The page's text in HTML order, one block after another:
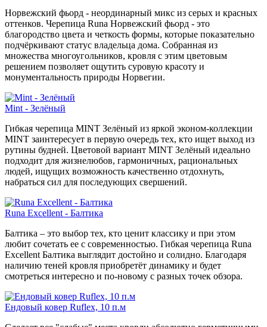
Норвежский фьорд - неординарный микс из серых и красных
оттенков. Черепица Runa Норвежский фьорд - это
благородство цвета и четкость формы, которые показательно
подчёркивают статус владельца дома. Собранная из
множества многоугольников, кровля с этим цветовым
решением позволяет ощутить суровую красоту и
монументальность природы Норвегии.
Mint - Зелёный
Гибкая черепица MINT Зелёный из яркой эконом-коллекции
MINT заинтересует в первую очередь тех, кто ищет выход из
рутины будней. Цветовой вариант MINT Зелёный идеально
подходит для жизнелюбов, гармоничных, рациональных
людей, ищущих возможность качественно отдохнуть,
набраться сил для последующих свершений.
Runa Excellent - Балтика
Балтика – это выбор тех, кто ценит классику и при этом
любит сочетать ее с современностью. Гибкая черепица Runa
Excellent Балтика выглядит достойно и солидно. Благодаря
наличию теней кровля приобретёт динамику и будет
смотреться интересно и по-новому с разных точек обзора.
Ендовый ковер Ruflex, 10 п.м